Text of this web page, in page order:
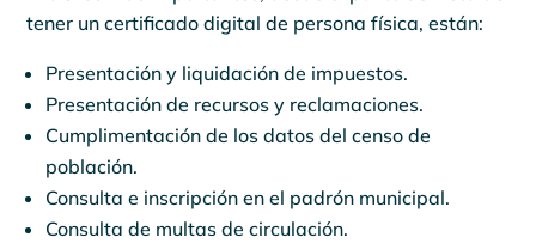
tener un certificado digital de persona física, están:
Presentación y liquidación de impuestos.
Presentación de recursos y reclamaciones.
Cumplimentación de los datos del censo de
población.
Consulta e inscripción en el padrón municipal.
Consulta de multas de circulación.